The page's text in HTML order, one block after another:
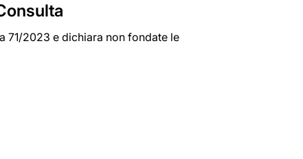
71/2023 e dichiara non fondate le